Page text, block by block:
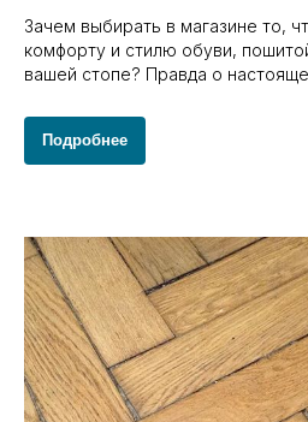
Зачем выбирать в магазине то,
комфорту и стилю обуви,
вашей стопе? Правда о
Подробнее